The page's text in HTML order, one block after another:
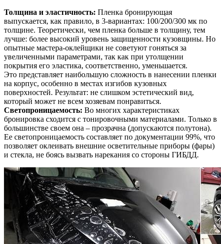
Толщина и эластичность: Пленка бронирующая
выпускается, как правило, в 3-вариантах: 100/200/300 мк по
толщине. Теоретически, чем пленка больше в толщину, тем
лучше: более высокий уровень защищенности кузовщины. Но
опытные мастера-оклейщики не советуют гоняться за
увеличенными параметрами, так как при утолщении
покрытия его эластика, соответственно, уменьшается.
Это представляет наибольшую сложность в нанесении пленки
на корпус, особенно в местах изгибов кузовных
поверхностей. Результат: не слишком эстетический вид,
который может не всем хозяевам понравиться.
Светопроницаемость: Во многих характеристиках
бронировка сходится с тонировочными материалами. Только в
большинстве своем она – прозрачна (допускаются полутона).
Ее светопроницаемость составляет по документации 99%, что
позволяет оклеивать внешние осветительные приборы (фары)
и стекла, не боясь вызвать нарекания со стороны ГИБДД.